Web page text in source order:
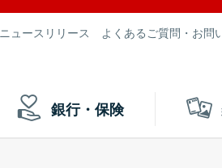
ニュースリリース よくあるご質問・お問
銀行・保険